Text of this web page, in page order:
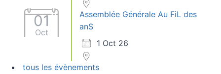
01
Oct
Assemblée Générale Au FiL des
anS
1 Oct 26
tous les évènements